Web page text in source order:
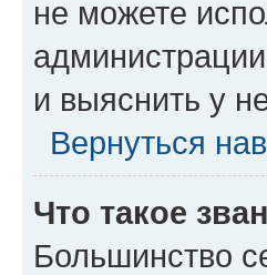
не можете
и выяснить у
Вернуться
Что такое
Большинство